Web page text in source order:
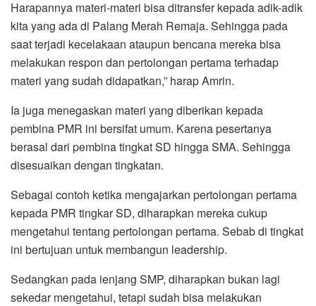
Harapannya materi-materi bisa ditransfer kepada adik-adik
kita yang ada di Palang Merah Remaja. Sehingga pada
saat terjadi kecelakaan ataupun bencana mereka bisa
melakukan respon dan pertolongan pertama terhadap
materi yang sudah didapatkan,” harap Amrin.
Ia juga menegaskan materi yang diberikan kepada
pembina PMR ini bersifat umum. Karena pesertanya
berasal dari pembina tingkat SD hingga SMA. Sehingga
disesuaikan dengan tingkatan.
Sebagai contoh ketika mengajarkan pertolongan pertama
kepada PMR tingkar SD, diharapkan mereka cukup
mengetahui tentang pertolongan pertama. Sebab di tingkat
ini bertujuan untuk membangun leadership.
Sedangkan pada ienjang SMP, diharapkan bukan lagi
sekedar mengetahui, tetapi sudah bisa melakukan